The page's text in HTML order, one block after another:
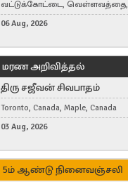
வட்டுக்கோட்டை, வெள்ளவத்தை,
Toronto, Canada
06 Aug, 2026
மரண அறிவித்தல்
திரு சஜீவன் சிவபாதம்
Toronto, Canada, Maple, Canada
03 Aug, 2026
5ம் ஆண்டு நினைவஞ்சலி